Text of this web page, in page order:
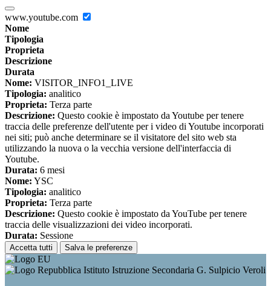
www.youtube.com
Nome
Tipologia
Proprieta
Descrizione
Durata
Nome: VISITOR_INFO1_LIVE
Tipologia: analitico
Proprieta: Terza parte
Descrizione: Questo cookie è impostato da Youtube per tenere
traccia delle preferenze dell'utente per i video di Youtube incorporati
nei siti; può anche determinare se il visitatore del sito web sta
utilizzando la nuova o la vecchia versione dell'interfaccia di
Youtube.
Durata: 6 mesi
Nome: YSC
Tipologia: analitico
Proprieta: Terza parte
Descrizione: Questo cookie è impostato da YouTube per tenere
traccia delle visualizzazioni dei video incorporati.
Durata: Sessione
Accetta tutti Salva le preferenze
Istituto Istruzione Secondaria G. Sulpicio Veroli